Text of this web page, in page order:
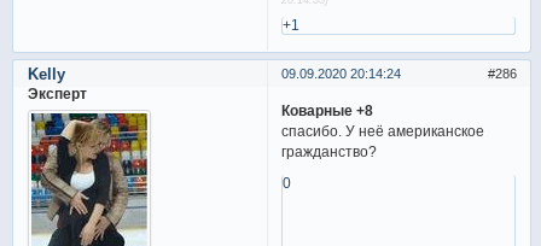
+1
286
09.09.2020 20:14:24
Kelly
Эксперт
Коварные +8
спасибо. У неё американское
гражданство?
0